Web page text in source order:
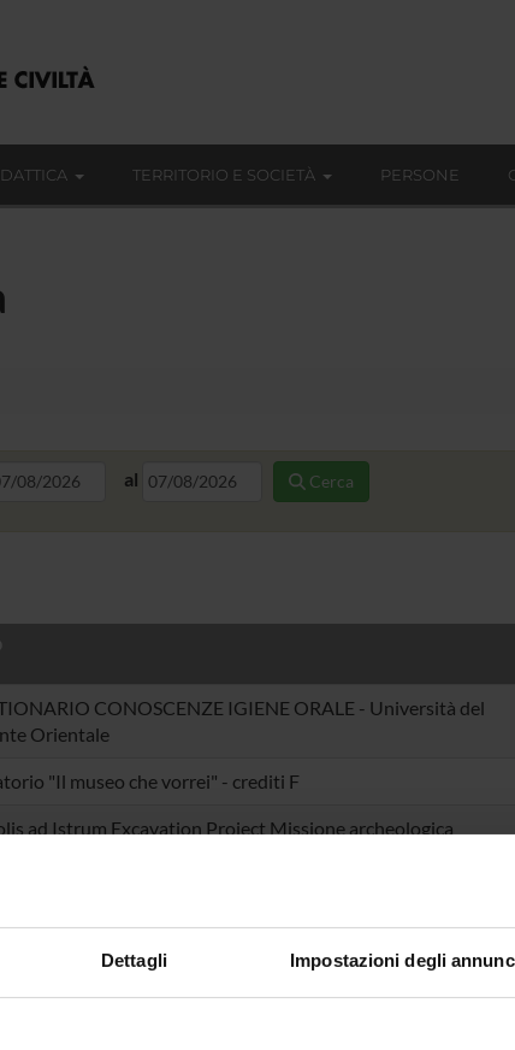
Dettagli Impostazioni degli
TERRITORIO E SOCIETÀ PERSONE
al Cerca
CONOSCENZE IGIENE ORALE - Università del
Orientale
"Il museo che vorrei" - crediti F
ad Istrum Excavation Project Missione archeologica
Italiana Editori / Talents Venture: Nuova indagine sulla
universitaria